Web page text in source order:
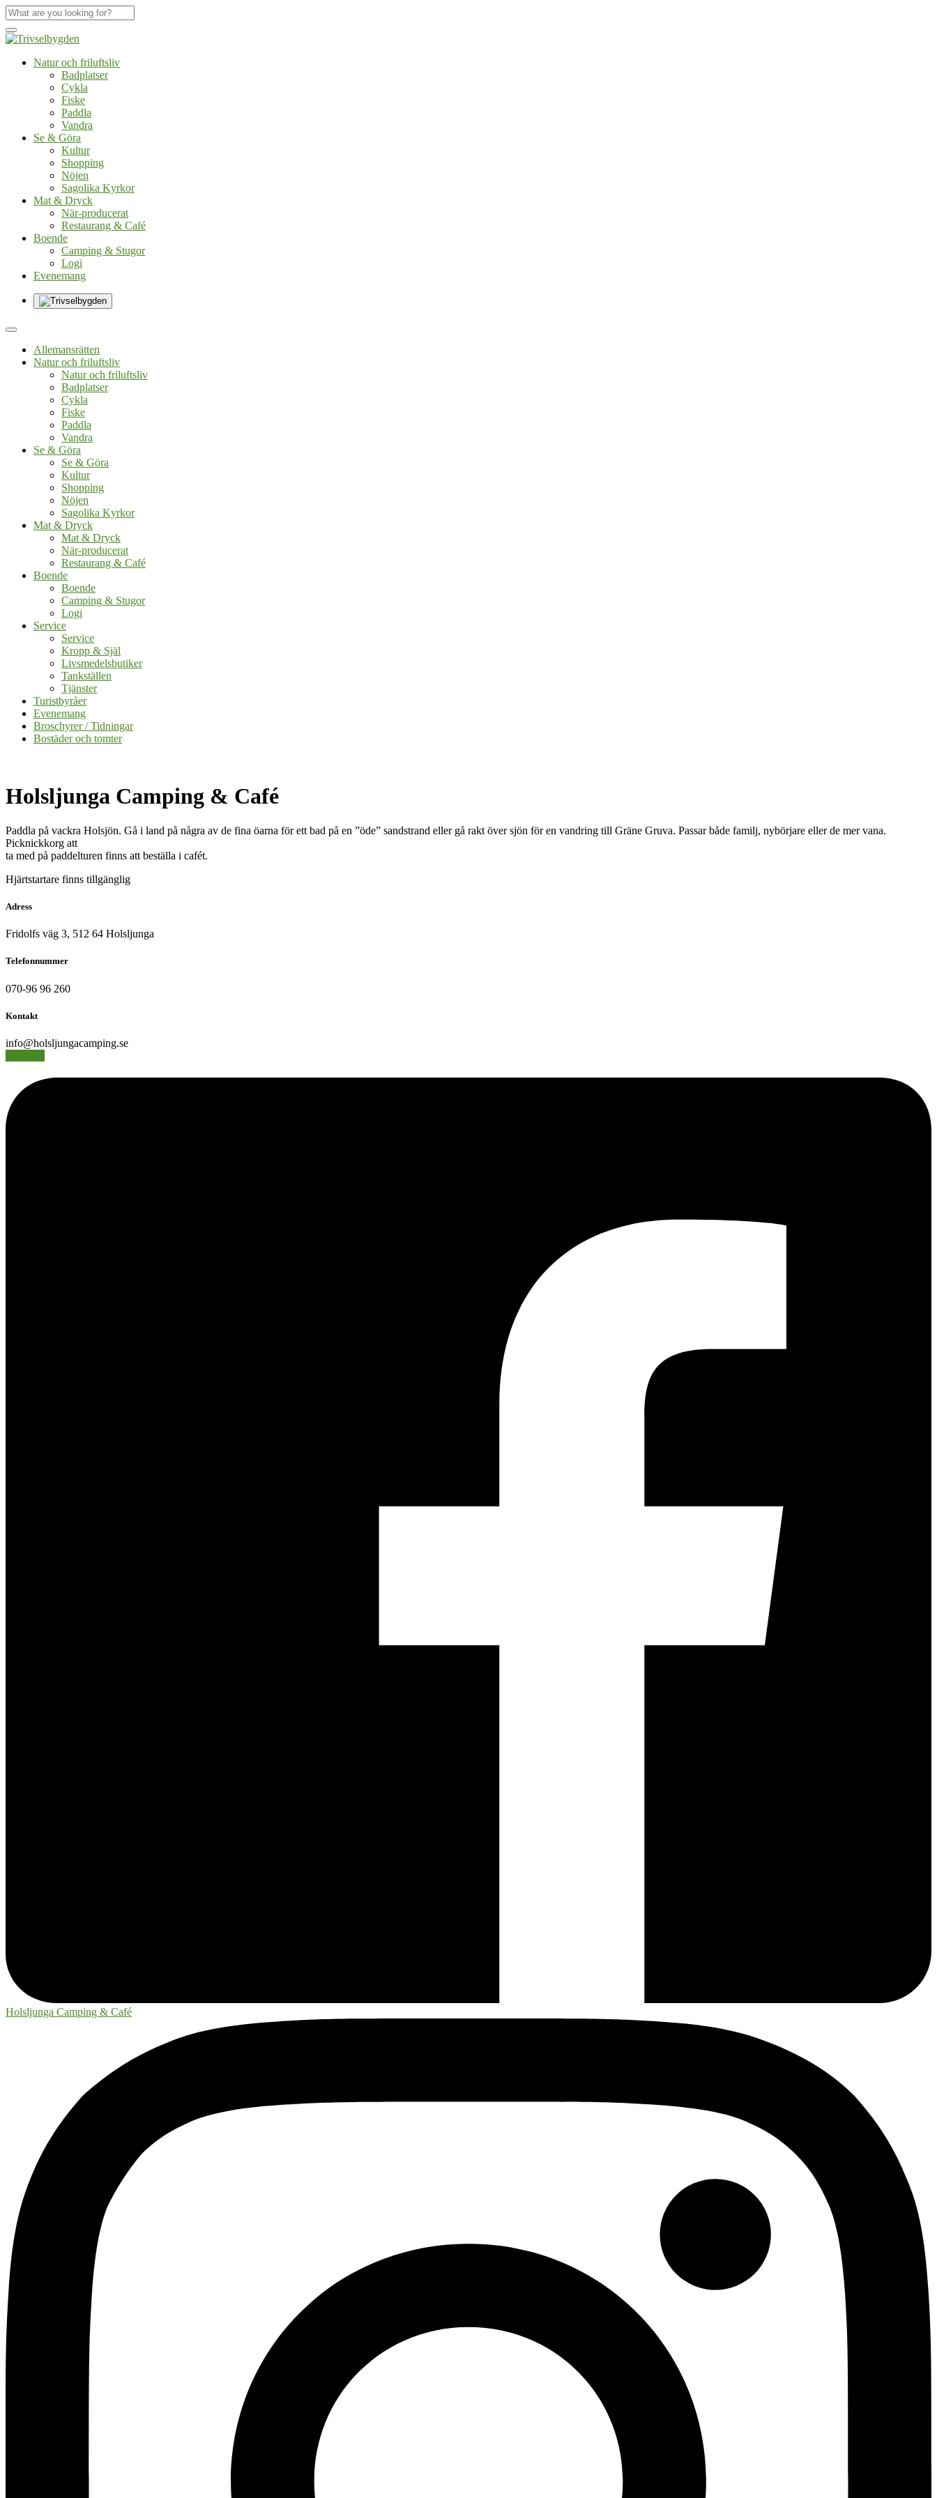
Natur och friluftsliv
Badplatser
Cykla
Fiske
Paddla
Vandra
Se & Göra
Kultur
Shopping
Nöjen
Sagolika Kyrkor
Mat & Dryck
När-producerat
Restaurang & Café
Boende
Camping & Stugor
Logi
Evenemang
Allemansrätten
Natur och friluftsliv
Natur och friluftsliv
Badplatser
Cykla
Fiske
Paddla
Vandra
Se & Göra
Se & Göra
Kultur
Shopping
Nöjen
Sagolika Kyrkor
Mat & Dryck
Mat & Dryck
När-producerat
Restaurang & Café
Boende
Boende
Camping & Stugor
Logi
Service
Service
Kropp & Själ
Livsmedelsbutiker
Tankställen
Tjänster
Turistbyråer
Evenemang
Broschyrer / Tidningar
Bostäder och tomter
Holsljunga Camping & Café
Paddla på vackra Holsjön. Gå i land på några av de fina öarna för ett bad på en ”öde” sandstrand eller gå rakt över sjön för en vandring till Gräne Gruva. Passar både familj, nybörjare eller de mer vana.
Picknickkorg att
ta med på paddelturen finns att beställa i cafét.
Hjärtstartare finns tillgänglig
Adress
Fridolfs väg 3, 512 64 Holsljunga
Telefonnummer
070-96 96 260
Kontakt
info@holsljungacamping.se
Holsljunga Camping & Café